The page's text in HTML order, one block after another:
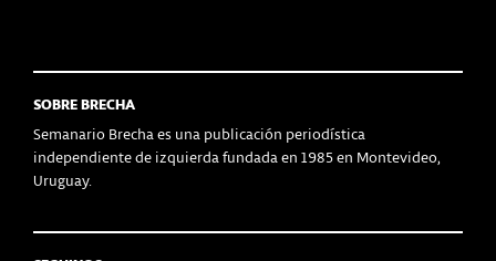
SOBRE BRECHA
Semanario Brecha es una publicación periodística
independiente de izquierda fundada en 1985 en Montevideo,
Uruguay.